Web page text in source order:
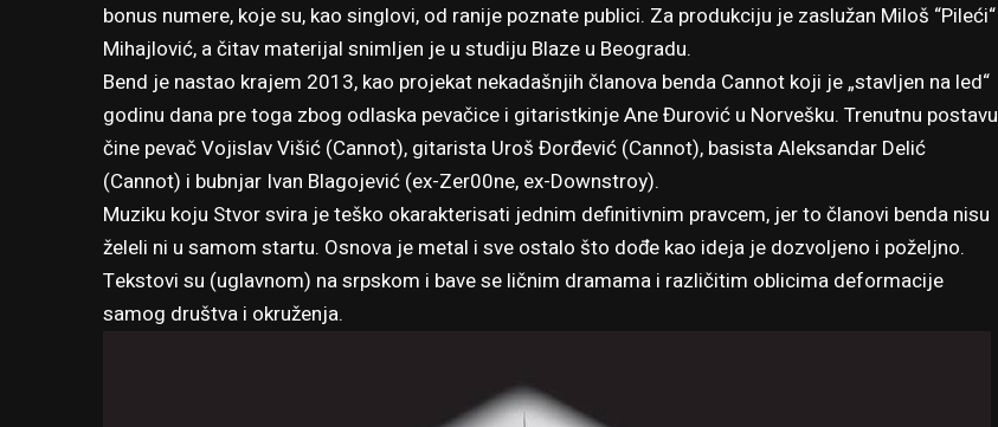
bonus numere, koje su, kao singlovi, od ranije poznate publici. Za produkciju je zaslužan Miloš “Pileći“
Mihajlović, a čitav materijal snimljen je u studiju Blaze u Beogradu.
Bend je nastao krajem 2013, kao projekat nekadašnjih članova benda Cannot koji je „stavljen na led“
godinu dana pre toga zbog odlaska pevačice i gitaristkinje Ane Đurović u Norvešku. Trenutnu postavu
čine pevač Vojislav Višić (Cannot), gitarista Uroš Đorđević (Cannot), basista Aleksandar Delić
(Cannot) i bubnjar Ivan Blagojević (ex-Zer00ne, ex-Downstroy).
Muziku koju Stvor svira je teško okarakterisati jednim definitivnim pravcem, jer to članovi benda nisu
želeli ni u samom startu. Osnova je metal i sve ostalo što dođe kao ideja je dozvoljeno i poželjno.
Tekstovi su (uglavnom) na srpskom i bave se ličnim dramama i različitim oblicima deformacije
samog društva i okruženja.